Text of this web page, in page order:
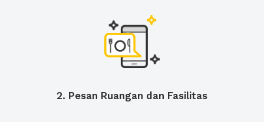
2. Pesan Ruangan dan Fasilitas